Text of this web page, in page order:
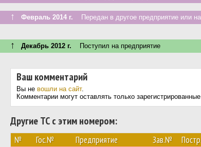
↑ Февраль 2014 г. Передан в другое предприятие или
↑ Декабрь 2012 г. Поступил на предприятие
Ваш комментарий
Вы не вошли на сайт.
Комментарии могут оставлять только
Другие ТС с этим номером:
№ Гос.№ Предприятие Зав.№